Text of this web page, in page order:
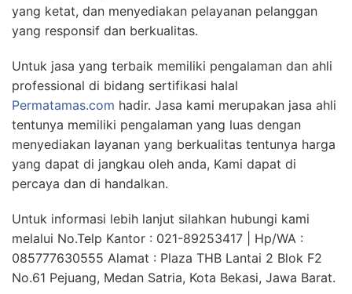
yang ketat, dan menyediakan pelayanan pelanggan
yang responsif dan berkualitas.
Untuk jasa yang terbaik memiliki pengalaman dan ahli
professional di bidang sertifikasi halal
Permatamas.com hadir. Jasa kami merupakan jasa ahli
tentunya memiliki pengalaman yang luas dengan
menyediakan layanan yang berkualitas tentunya harga
yang dapat di jangkau oleh anda, Kami dapat di
percaya dan di handalkan.
Untuk informasi lebih lanjut silahkan hubungi kami
melalui No.Telp Kantor : 021-89253417 | Hp/WA :
085777630555 Alamat : Plaza THB Lantai 2 Blok F2
No.61 Pejuang, Medan Satria, Kota Bekasi, Jawa Barat.